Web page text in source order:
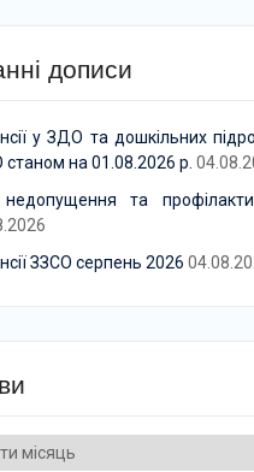
дописи
у ЗДО та дошкільних
на 01.08.2026 р.
та
ЗЗСО серпень 2026